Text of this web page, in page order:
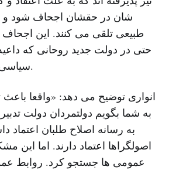
شان در حقشان اجحاف شود و
طبیعی تلقی می کنند. این
حتی در دولت جدید روحانی که
سیاسی را دارد عیان است.
انواری توضیح می دهد: «واقعا
به شما بگویم دولتمردان دولت
به رسانه اصلاح طلبان اعتماد
اصولگراها اعتماد دارند. اما این
عمومی ها جستجو کرد. روابط